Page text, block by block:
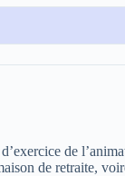
de
de retraite,